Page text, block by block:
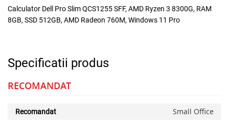
Calculator Dell Pro Slim QCS1255 SFF, AMD Ryzen 3 8300G, RAM
8GB, SSD 512GB, AMD Radeon 760M, Windows 11 Pro
Specificatii produs
RECOMANDAT
Recomandat Small Office